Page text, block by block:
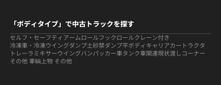
「ボディタイプ」で中古トラックを探す
セルフ・セーフティ アームロールフックロールクレーン付き
冷凍車・冷凍ウイングダンプ土砂禁ダンプ平ボディ キャリアカー トラクタ
トレーラ ミキサーウイングバンパッカー車タンク車関連現状渡しコーナー
その他 車輌上物 その他